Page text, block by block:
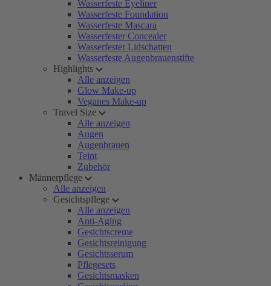
Wasserfeste Eyeliner
Wasserfeste Foundation
Wasserfeste Mascara
Wasserfester Concealer
Wasserfester Lidschatten
Wasserfeste Augenbrauenstifte
Highlights
Alle anzeigen
Glow Make-up
Veganes Make-up
Travel Size
Alle anzeigen
Augen
Augenbrauen
Teint
Zubehör
Männerpflege
Alle anzeigen
Gesichtspflege
Alle anzeigen
Anti-Aging
Gesichtscreme
Gesichtsreinigung
Gesichtsserum
Pflegesets
Gesichtsmasken